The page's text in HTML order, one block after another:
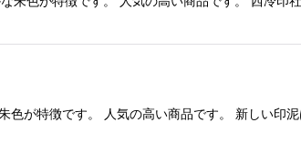
色が特徴です。 人気の高い商品です。 新しい印